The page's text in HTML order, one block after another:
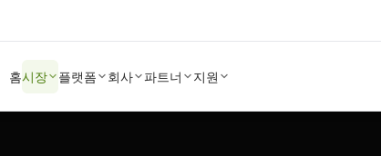
홈시장 플랫폼 회사 파트너 지원